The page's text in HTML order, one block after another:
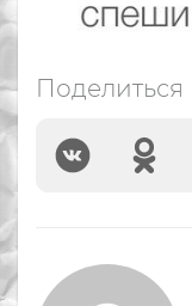
Поделиться